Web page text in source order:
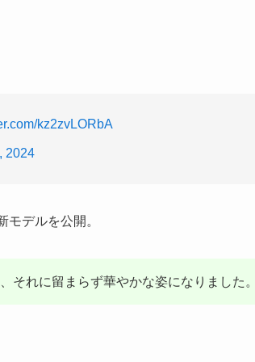
kz2zvLORbA
2024
デルを公開。
それに留まらず華やかな姿になりました。